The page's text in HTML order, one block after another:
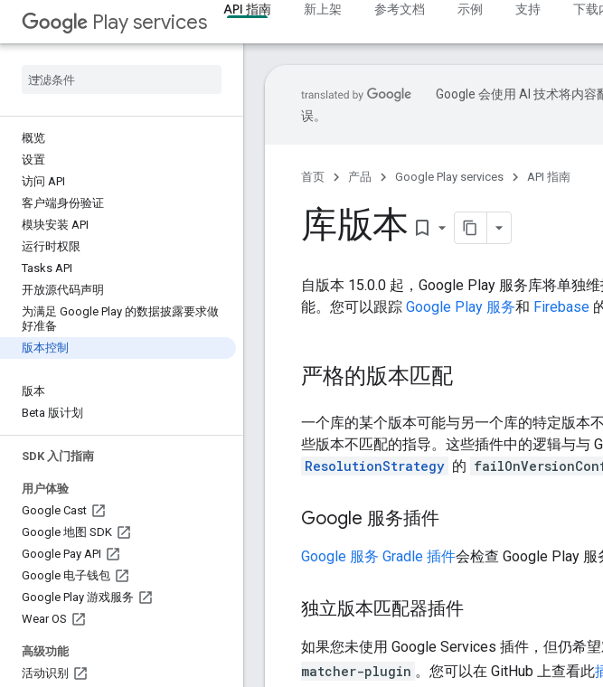
Play services
API 指南 新上架 参考文档 示例 支持 下载
概览
设置
访问 API
客户端身份验证
模块安装 API
运行时权限
Tasks API
开放源代码声明
为满足 Google Play 的数据披露要求做
好准备
版本控制
版本
Beta 版计划
SDK 入门指南
用户体验
Google Cast
Google 地图 SDK
Google Pay API
Google 电子钱包
Google Play 游戏服务
Wear OS
高级功能
活动识别
Google 会使用 AI 技术将内
误。
首页 产品 Google Play services API 指南
库版本 bookmark_border
自版本 15.0.0 起，Google Play 服务库将单独
能。您可以跟踪 Google Play 服务和 Firebase
严格的版本匹配
一个库的某个版本可能与另一个库的特定版本
些版本不匹配的指导。这些插件中的逻辑与与
ResolutionStrategy 的
Google 服务插件
Google 服务 Gradle 插件会检查 Google Play 服
独立版本匹配器插件
如果您未使用 Google Services 插件，但仍希
matcher-plugin 。您可以在 GitHub 上查看此